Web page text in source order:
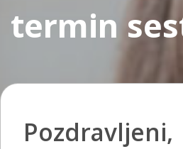
termin
Pozdravljeni,